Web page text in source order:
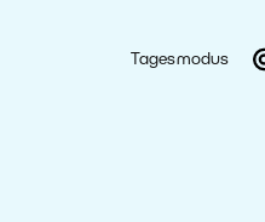
Tagesmodus